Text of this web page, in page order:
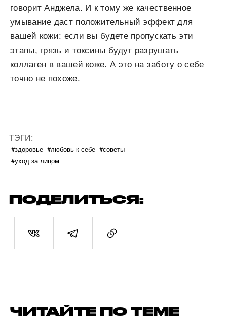
говорит Анджела. И к тому же качественное
умывание даст положительный эффект для
вашей кожи: если вы будете пропускать эти
этапы, грязь и токсины будут разрушать
коллаген в вашей коже. А это на заботу о себе
точно не похоже.
ТЭГИ:
#здоровье #любовь к себе #советы
#уход за лицом
ПОДЕЛИТЬСЯ:
ЧИТАЙТЕ ПО ТЕМЕ